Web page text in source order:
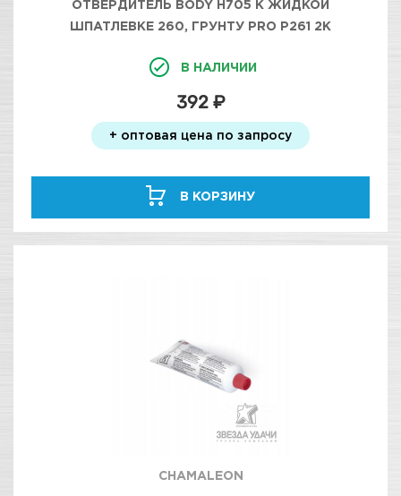
ОТВЕРДИТЕЛЬ BODY H705 К ЖИДКОЙ
ШПАТЛЕВКЕ 260, ГРУНТУ PRO P261 2К
В НАЛИЧИИ
392 ₽
+ оптовая цена по запросу
В КОРЗИНУ
CHAMALEON